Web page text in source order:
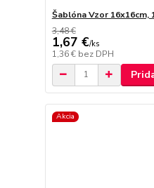
Šablóna Vzor 16x16cm,
3,48 €
1,67 €/ks
1,36 € bez DPH
Akcia